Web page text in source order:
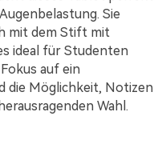
Sie
mit dem Stift mit
ideal für Studenten
auf ein
die Möglichkeit, Notizen
Wahl.